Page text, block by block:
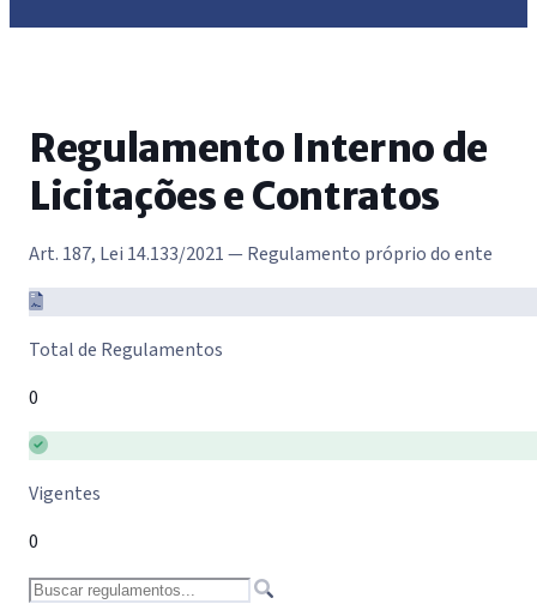
Regulamento Interno de
Licitações e Contratos
Art. 187, Lei 14.133/2021 — Regulamento próprio do ente
Total de Regulamentos
0
Vigentes
0
Buscar regulamentos